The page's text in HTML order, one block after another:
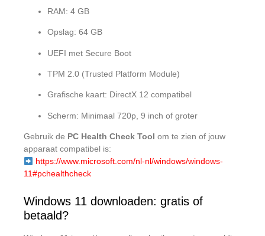
RAM: 4 GB
Opslag: 64 GB
UEFI met Secure Boot
TPM 2.0 (Trusted Platform Module)
Grafische kaart: DirectX 12 compatibel
Scherm: Minimaal 720p, 9 inch of groter
Gebruik de PC Health Check Tool om te zien of jouw
apparaat compatibel is:
https://www.microsoft.com/nl-nl/windows/windows-
11#pchealthcheck
Windows 11 downloaden: gratis of
betaald?